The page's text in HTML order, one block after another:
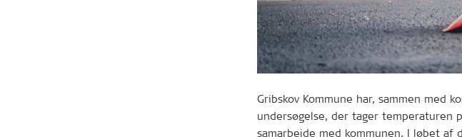
Gribskov Kommune har, sammen med
undersøgelse, der tager temperaturen
samarbejde med kommunen. I løbet af